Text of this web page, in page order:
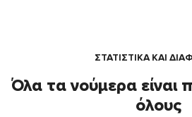
ΣΤΑΤΙΣΤΙΚΑ ΚΑΙ
Όλα τα νούμερα είναι
όλους